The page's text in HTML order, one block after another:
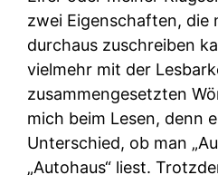
zwei Eigenschaften, die
durchaus zuschreiben
vielmehr mit der
zusammengesetzten
mich beim Lesen, denn
Unterschied, ob man
„Autohaus“ liest.